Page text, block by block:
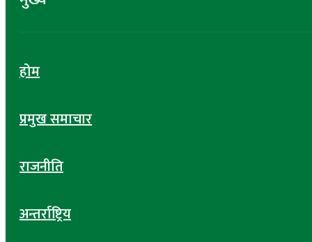
होम
प्रमुख समाचार
राजनीति
अन्तर्राष्ट्रिय